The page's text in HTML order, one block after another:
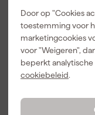
Door op "Cookies
toestemming voor
marketingcookies
voor "Weigeren",
beperkt
cookiebeleid.